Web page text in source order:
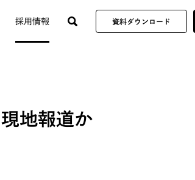
採用情報 資料ダウンロード
地報道か